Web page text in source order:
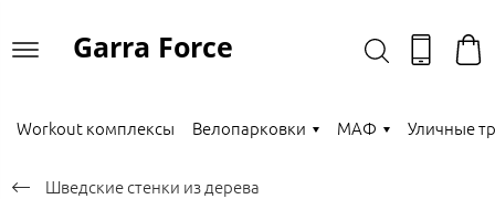
Garra Force
Workout комплексы Велопарковки МАФ Уличные
Шведские стенки из дерева